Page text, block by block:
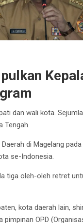
dan wali kota.
Tengah.
di Magelang
se-Indonesia.
tiga oleh-oleh retret
kota daerah lain,
OPD